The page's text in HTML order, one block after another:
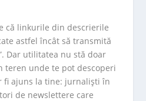
că linkurile din descrierile
astfel încât să transmită
Dar utilitatea nu stă doar
teren unde te pot descoperi
fi ajuns la tine: jurnaliști în
de newslettere care